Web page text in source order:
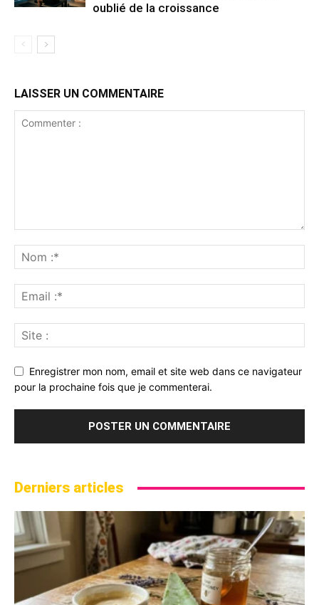
oublié de la croissance
LAISSER UN COMMENTAIRE
Enregistrer mon nom, email et site web dans ce navigateur
pour la prochaine fois que je commenterai.
Derniers articles